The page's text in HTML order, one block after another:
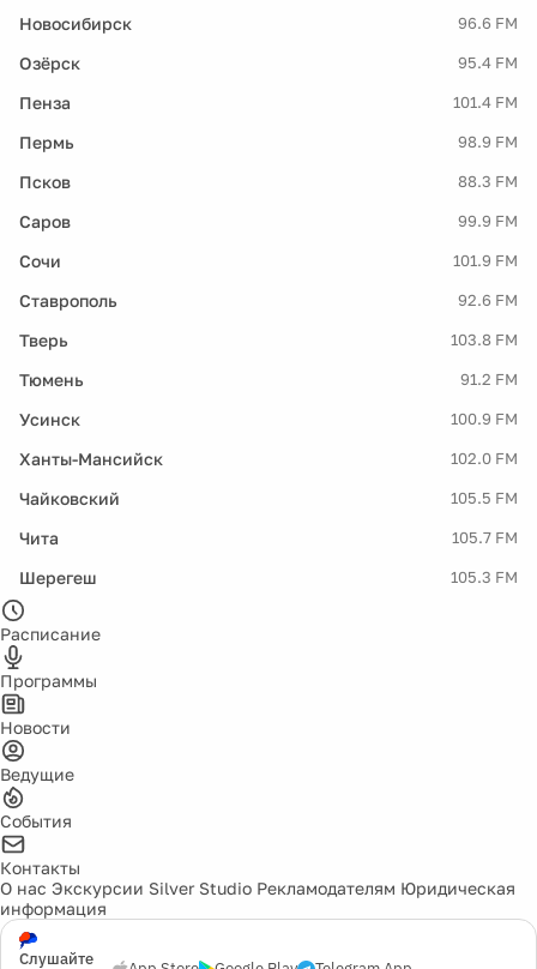
Новосибирск 96.6 FM
Озёрск 95.4 FM
Пенза 101.4 FM
Пермь 98.9 FM
Псков 88.3 FM
Саров 99.9 FM
Сочи 101.9 FM
Ставрополь 92.6 FM
Тверь 103.8 FM
Тюмень 91.2 FM
Усинск 100.9 FM
Ханты-Мансийск 102.0 FM
Чайковский 105.5 FM
Чита 105.7 FM
Шерегеш 105.3 FM
Расписание
Программы
Новости
Ведущие
События
Контакты
О нас Экскурсии Silver Studio Рекламодателям Юридическая
информация
Слушайте